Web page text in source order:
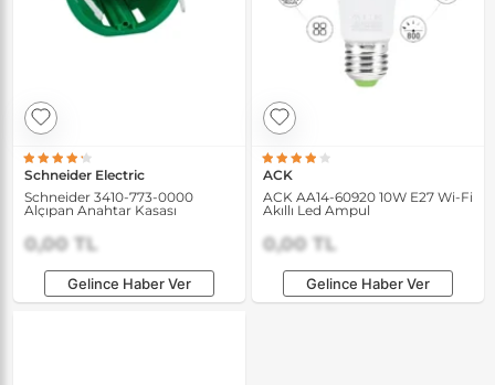
Schneider Electric
Schneider 3410-773-0000
Alçıpan Anahtar Kasası
0,00 TL
Gelince Haber Ver
ACK
ACK AA14-60920 10W E27 Wi-Fi
Akıllı Led Ampul
0,00 TL
Gelince Haber Ver